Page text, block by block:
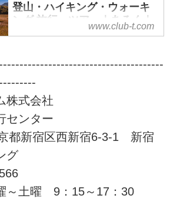
ブツーリズムにおまかせ！安心で
快適な専属講師と専属添乗員が同
行。入門から上級までレベル、目
ご予約も簡単。
登山・ハイキング・ウォーキ
ング 旅行・ツアー｜あるく｜
クラブツーリズム
旅行・ツアーならクラブツーリズ
心者でも安心してご参加いただけ
るレベルに応じた「あるき旅」を
ご用意しております！自然の中を
季節を感じる「あるく」の旅に是
非ご参加下さい。
www.club-t.com
株式会社
センター
都新宿区西新宿6-3-1 新宿
グ
～土曜 9：15～17：30